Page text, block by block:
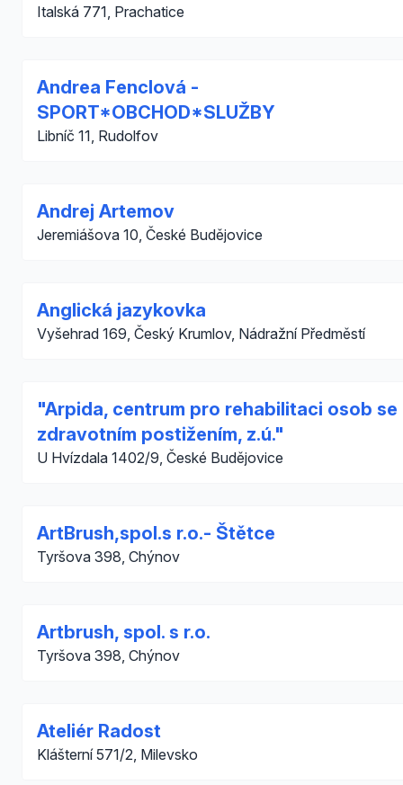
Italská 771, Prachatice
Andrea Fenclová -
SPORT*OBCHOD*SLUŽBY
Libníč 11, Rudolfov
Andrej Artemov
Jeremiášova 10, České Budějovice
Anglická jazykovka
Vyšehrad 169, Český Krumlov, Nádražní Předměstí
"Arpida, centrum pro rehabilitaci osob se
zdravotním postižením, z.ú."
U Hvízdala 1402/9, České Budějovice
ArtBrush,spol.s r.o.- Štětce
Tyršova 398, Chýnov
Artbrush, spol. s r.o.
Tyršova 398, Chýnov
Ateliér Radost
Klášterní 571/2, Milevsko